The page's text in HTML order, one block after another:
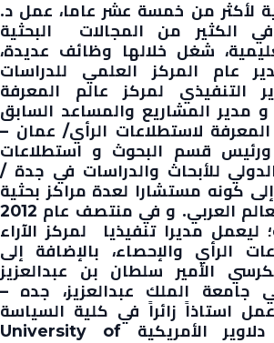
لأكثر من خمسة عشر عاما، عمل د.
الكثير من المجالات البحثية
شغل خلالها وظائف عديدة،
عام المركز العلمي للدراسات
التنفيذي لمركز عالم المعرفة
مدير المشاريع والمساعد السابق
لاستطلاعات الرأي/ عمان –
ورئيس قسم البحوث و استطلاعات
للأبحاث والدراسات في جدة /
كونه مستشارا لعدة مراكز بحثية
واستشارية في العالم العربي. و في منتصف عام 2012
ليعمل مديرا تنفيذيا لمركز الآراء
الرأي والإحصاء، بالإضافة إلى
الأمير سلطان بن عبدالعزيز
جامعة الملك عبدالعزيز، جده –
استاذاً زائراً في كلية السياسة
والإدارة بجامعة دلاوير الأمريكية University of